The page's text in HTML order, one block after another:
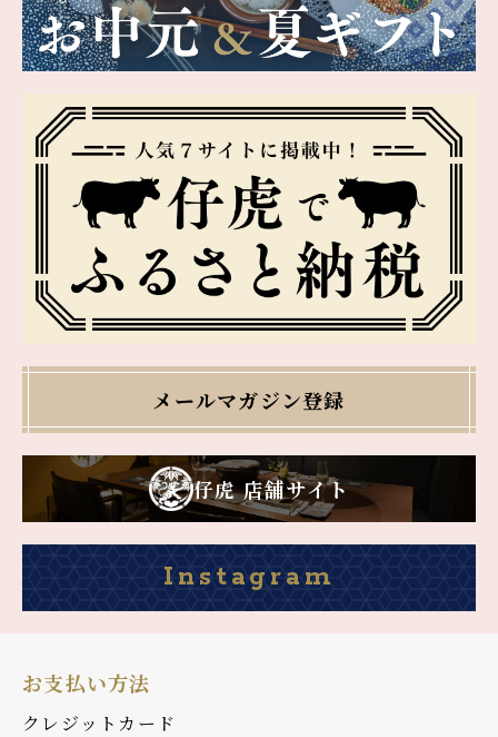
メールマガジン登録
仔虎 店舗サイト
Instagram
お支払い方法
クレジットカード